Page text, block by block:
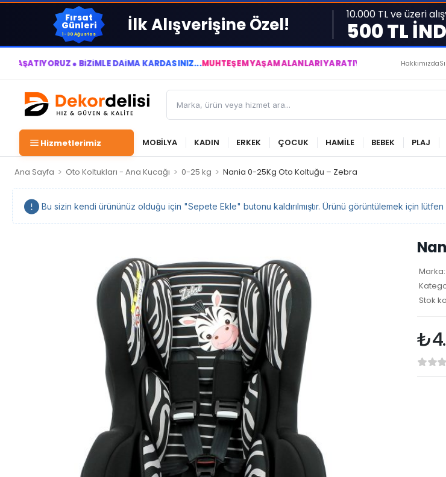
Fırsat
Günleri
1-30 Ağustos İlk Alışverişine Özel! 10.000 TL ve üzeri
500 TL
● BİZİMLE DAİMA KÂRDASINIZ...MUHTEŞEM YAŞAM ALANLARI YARATIYOR VE YAŞATIYORUZ ●Hakkımızda
Hizmetlerimiz MOBİLYA KADIN ERKEK ÇOCUK HAMİLE BEBEK PLAJ
Ana Sayfa > Oto Koltukları - Ana Kucağı > 0-25 kg > Nania 0-25Kg Oto Koltuğu – Zebra
Bu sizin kendi ürününüz olduğu için "Sepete Ekle" butonu kaldırılmıştır. Ürünü görüntülemek için
Marka:
Stok
₺